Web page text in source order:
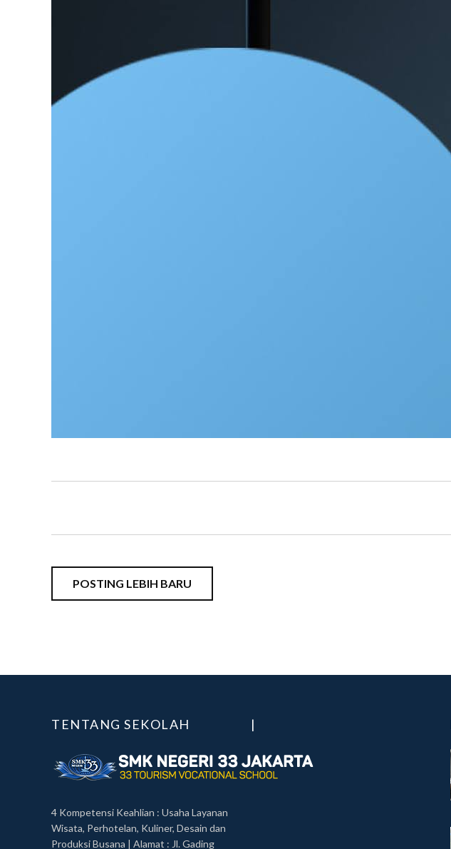
POSTING LEBIH BARU
TENTANG SEKOLAH
4 Kompetensi Keahlian : Usaha Layanan
Wisata, Perhotelan, Kuliner, Desain dan
Produksi Busana | Alamat : Jl. Gading
|